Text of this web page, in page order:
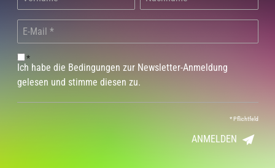
*
Ich habe die Bedingungen zur Newsletter-Anmeldung
gelesen und stimme diesen zu.
*Pflichtfeld
ANMELDEN